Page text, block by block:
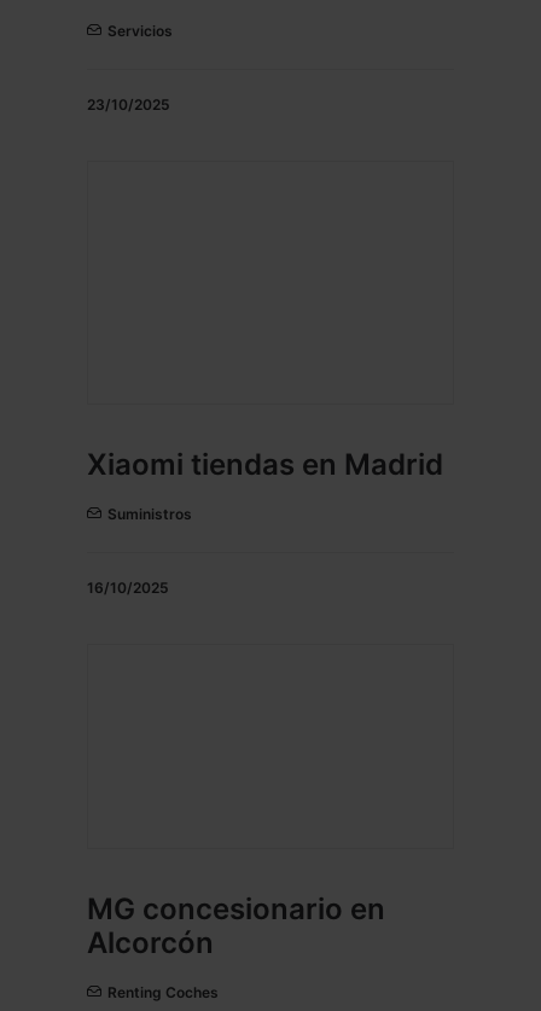
Servicios
23/10/2025
Xiaomi tiendas en Madrid
Suministros
16/10/2025
MG concesionario en
Alcorcón
Renting Coches